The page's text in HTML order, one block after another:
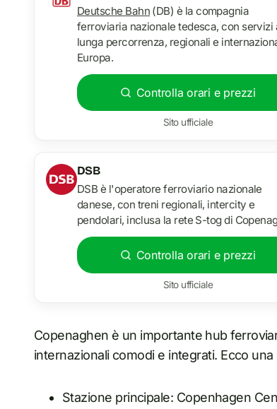
Deutsche Bahn(DB) è la compagnia
ferroviaria nazionale tedesca, con servizi
lunga percorrenza, regionali e
Europa.
Controlla orari e prezzi
Sito ufficiale
DSB
DSB è l'operatore ferroviario nazionale
danese, con treni regionali, intercity e
pendolari, inclusa la rete S-tog di
Controlla orari e prezzi
Sito ufficiale
Copenaghen è un importante hub
internazionali comodi e integrati. Ecco
Stazione principale: Copenhagen